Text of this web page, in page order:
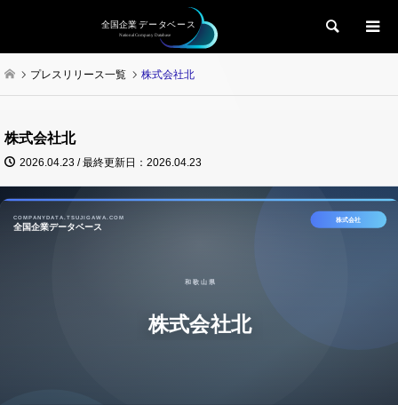
検索
プレスリリース一覧 株式会社北
株式会社北
2026.04.23 / 最終更新日：2026.04.23